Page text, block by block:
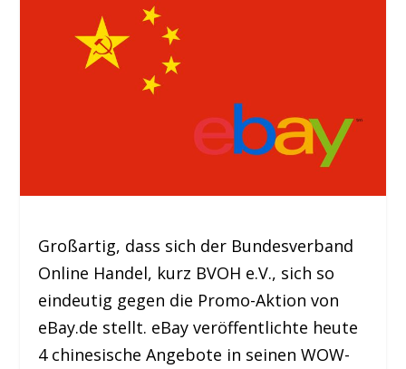
Großartig, dass sich der Bundesverband
Online Handel, kurz BVOH e.V., sich so
eindeutig gegen die Promo-Aktion von
eBay.de stellt. eBay veröffentlichte heute
4 chinesische Angebote in seinen WOW-